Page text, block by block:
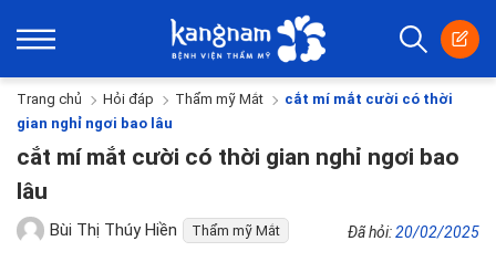
Trang chủ Hỏi đáp Thẩm mỹ Mắt
cắt mí mắt cười có thời
gian nghỉ ngơi bao lâu
cắt mí mắt cười có thời gian nghỉ ngơi bao
lâu
Bùi Thị Thúy Hiền Thẩm mỹ Mắt Đã hỏi:20/02/2025